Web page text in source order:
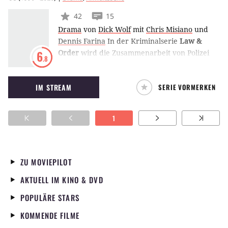
6.8
42
15
Drama von Dick Wolfmit Chris Misiano und
Dennis Farina In der Kriminalserie Law &
Order wird die Zusammenarbeit von Polizei
Strafverfolgung gezeigt. Häufig inspirieren
reale Ereignisse die gezeigten Fälle. Nach 20
Jahren Laufzeit wurde der Serienklassiker
2010 abgesetzt – und 12 Jahre später für ein
Revival zurückgebracht.
IM STREAM SERIE VORMERKEN
1
ZU MOVIEPILOT
AKTUELL IM KINO & DVD
POPULÄRE STARS
KOMMENDE FILME